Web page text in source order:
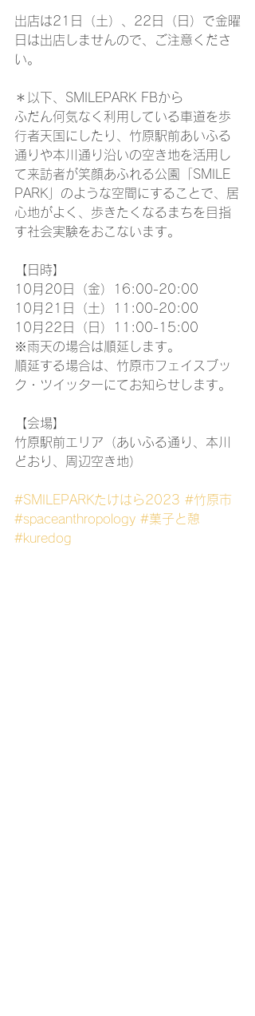
出店は21日（土）、22日（日）で金曜
日は出店しませんので、ご注意くださ
い。
＊以下、SMILEPARK FBから
ふだん何気なく利用している車道を歩
行者天国にしたり、竹原駅前あいふる
通りや本川通り沿いの空き地を活用し
て来訪者が笑顔あふれる公園「SMILE
PARK」のような空間にすることで、居
心地がよく、歩きたくなるまちを目指
す社会実験をおこないます。
【日時】
10月20日（金）16:00-20:00
10月21日（土）11:00-20:00
10月22日（日）11:00-15:00
※雨天の場合は順延します。
順延する場合は、竹原市フェイスブッ
ク・ツイッターにてお知らせします。
【会場】
竹原駅前エリア（あいふる通り、本川
どおり、周辺空き地）
#SMILEPARKたけはら2023 #竹原市
#spaceanthropology #菓子と憩
#kuredog